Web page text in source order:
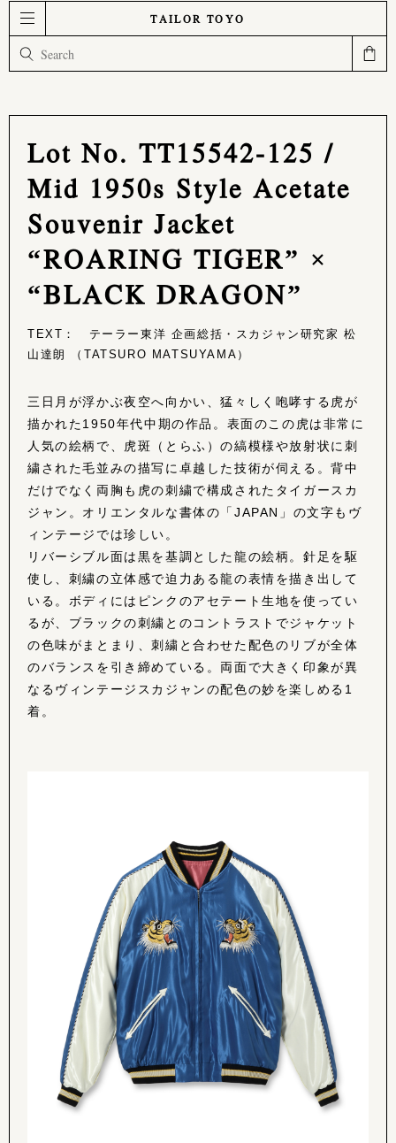
TAILOR TOYO
Lot No. TT15542-125 /
Mid 1950s Style Acetate
Souvenir Jacket
“ROARING TIGER” ×
“BLACK DRAGON”
TEXT： テーラー東洋 企画総括・スカジャン研究家 松
山達朗 （TATSURO MATSUYAMA）
三日月が浮かぶ夜空へ向かい、猛々しく咆哮する虎が
描かれた1950年代中期の作品。表面のこの虎は非常に
人気の絵柄で、虎斑（とらふ）の縞模様や放射状に刺
繍された毛並みの描写に卓越した技術が伺える。背中
だけでなく両胸も虎の刺繍で構成されたタイガースカ
ジャン。オリエンタルな書体の「JAPAN」の文字もヴ
ィンテージでは珍しい。
リバーシブル面は黒を基調とした龍の絵柄。針足を駆
使し、刺繍の立体感で迫力ある龍の表情を描き出して
いる。ボディにはピンクのアセテート生地を使ってい
るが、ブラックの刺繍とのコントラストでジャケット
の色味がまとまり、刺繍と合わせた配色のリブが全体
のバランスを引き締めている。両面で大きく印象が異
なるヴィンテージスカジャンの配色の妙を楽しめる1
着。